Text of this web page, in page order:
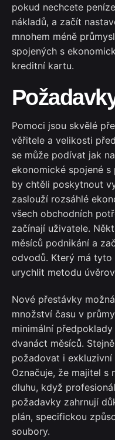
pokud nechcete
nákladů, a začít
mnohem méně
spojených s
kreditní kartu.
Pomoci jsou skvělé
věřitele a velikosti
se může podívat jak
ekonomické spojené
by chtěli poskytnout
zaslouží rozsáhlé
všech obchodních
začínají uživatele.
měsíců podnikání a
odvodů. Který má
urychlit metodu
Nové přestávky
množství času v
minimální
dvanáct měsíců.
požadovat i
Označuje, že majitel s
dluhu, když
požadavky zahrnují
plán, specifickou
soubory.